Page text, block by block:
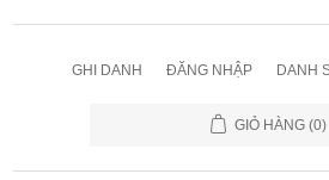
GHI DANH ĐĂNG NHẬP DANH
GIỎ HÀNG (0)